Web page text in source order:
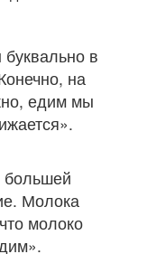
в
на
едим мы
большей
Молока
молоко